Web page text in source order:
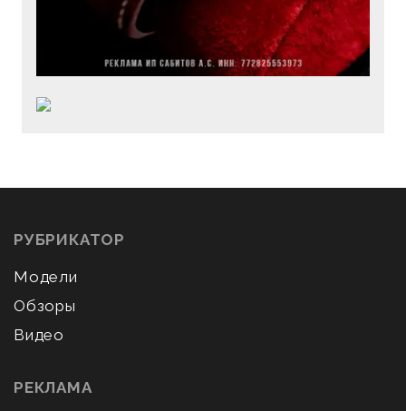
РУБРИКАТОР
Модели
Обзоры
Видео
РЕКЛАМА